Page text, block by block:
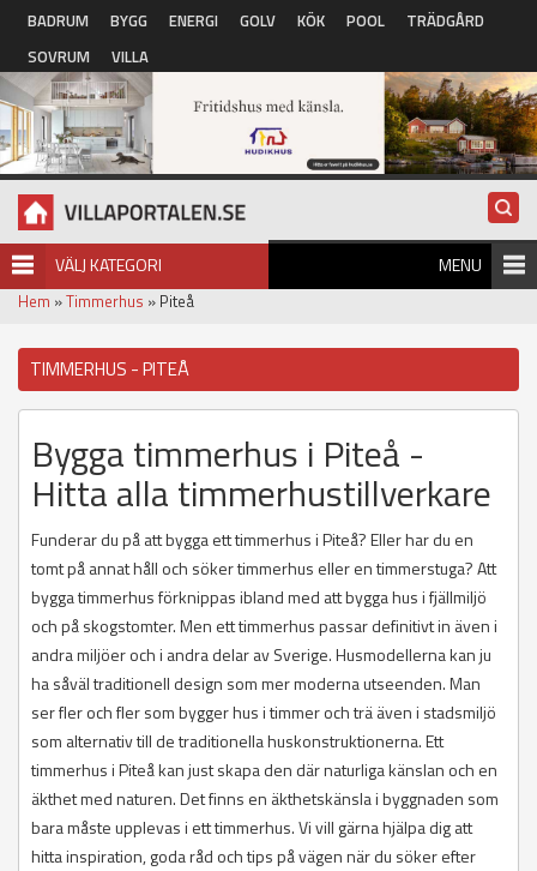
Hoppa till huvudinnehåll
BADRUM BYGG ENERGI GOLV KÖK POOL
TRÄDGÅRD
SOVRUM
VILLA
VÄLJ KATEGORI MENU
Hem »Timmerhus » Piteå
TIMMERHUS - PITEÅ
Bygga timmerhus i Piteå -
Hitta alla timmerhustillverkare
Funderar du på att bygga ett timmerhus i Piteå? Eller har du en
tomt på annat håll och söker timmerhus eller en timmerstuga? Att
bygga timmerhus förknippas ibland med att bygga hus i fjällmiljö
och på skogstomter. Men ett timmerhus passar definitivt in även i
andra miljöer och i andra delar av Sverige. Husmodellerna kan ju
ha såväl traditionell design som mer moderna utseenden. Man
ser fler och fler som bygger hus i timmer och trä även i stadsmiljö
som alternativ till de traditionella huskonstruktionerna. Ett
timmerhus i Piteå kan just skapa den där naturliga känslan och en
äkthet med naturen. Det finns en äkthetskänsla i byggnaden som
bara måste upplevas i ett timmerhus. Vi vill gärna hjälpa dig att
hitta inspiration, goda råd och tips på vägen när du söker efter